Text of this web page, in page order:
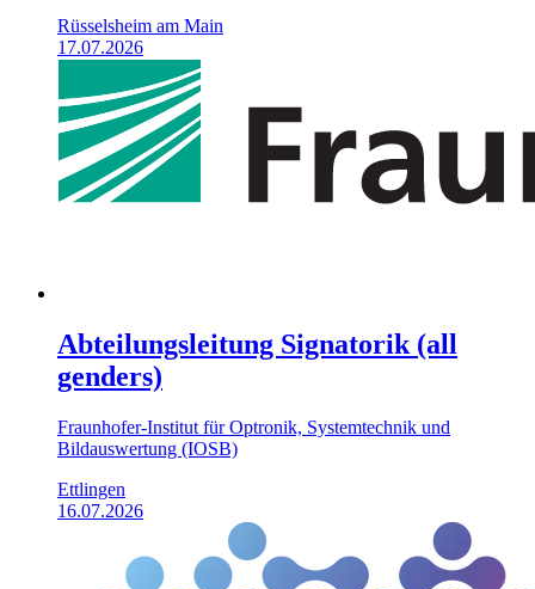
Rüsselsheim am Main
17.07.2026
Abteilungsleitung Signatorik (all
genders)
Fraunhofer-Institut für Optronik, Systemtechnik und
Bildauswertung (IOSB)
Ettlingen
16.07.2026